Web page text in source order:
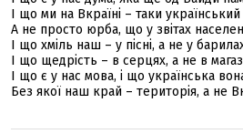
І що ми на Вкраїні – таки
А не просто юрба, що у звітах
І що хміль наш – у пісні, а не у
І що щедрість – в серцях, а не в
І що є у нас мова, і що українська
Без якої наш край – територія, а не